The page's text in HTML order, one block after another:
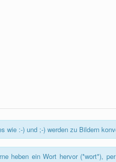
wie :-) und ;-) werden zu Bildern
heben ein Wort hervor (*wort*),